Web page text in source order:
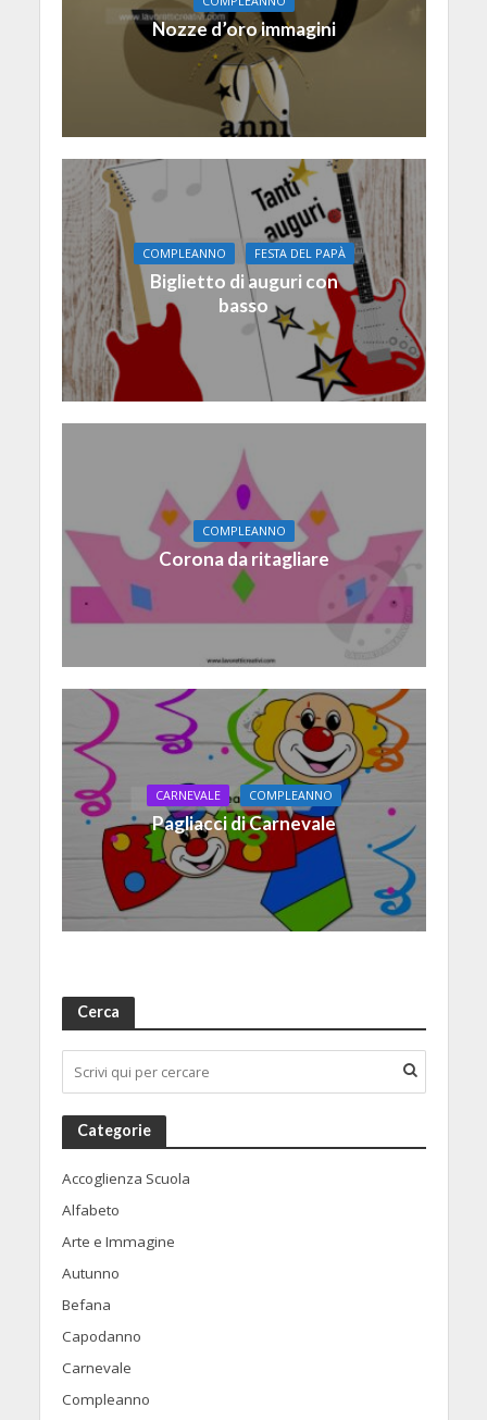
Nozze d’oro immagini
COMPLEANNO FESTA DEL PAPÀ
Biglietto di auguri con
basso
COMPLEANNO
Corona da ritagliare
CARNEVALE COMPLEANNO
Pagliacci di Carnevale
Cerca
Categorie
Accoglienza Scuola
Alfabeto
Arte e Immagine
Autunno
Befana
Capodanno
Carnevale
Compleanno